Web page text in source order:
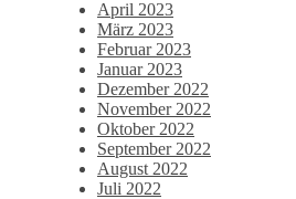
April 2023
März 2023
Februar 2023
Januar 2023
Dezember 2022
November 2022
Oktober 2022
September 2022
August 2022
Juli 2022